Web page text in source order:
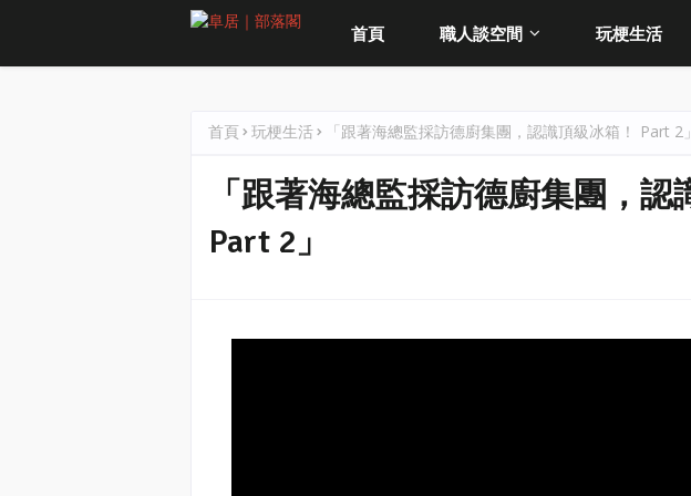
首頁 職人談空間 玩梗生活
首頁 玩梗生活 「跟著海總監採訪德廚集團，認識頂級冰箱！ Part 2」
「跟著海總監採訪德廚集團，認
Part 2」